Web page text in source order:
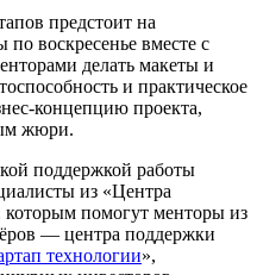
предстоит на
воскресенье вместе с
делать макеты и
и практическое
концепцию проекта,
жюри.
поддержкой работы
из «Центра
помогут менторы из
— центра поддержки
технологии»,